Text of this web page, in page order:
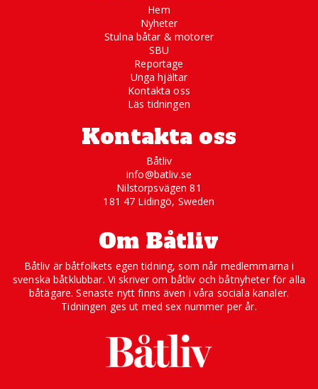
Hem
Nyheter
Stulna båtar & motorer
SBU
Reportage
Unga hjältar
Kontakta oss
Läs tidningen
Kontakta oss
Båtliv
info@batliv.se
Nilstorpsvägen 81
181 47 Lidingö, Sweden
Om Båtliv
Båtliv är båtfolkets egen tidning, som når medlemmarna i
svenska båtklubbar. Vi skriver om båtliv och båtnyheter för alla
båtägare. Senaste nytt finns även i våra sociala kanaler.
Tidningen ges ut med sex nummer per år.